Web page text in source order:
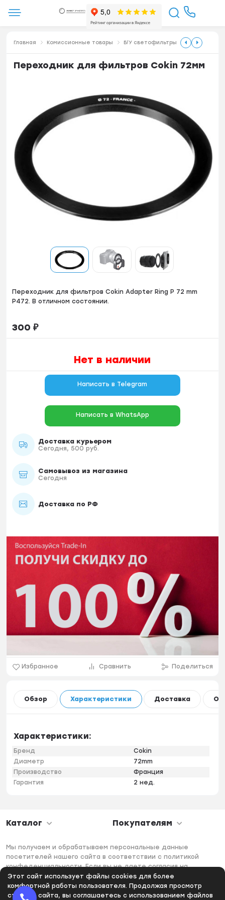
Этот сайт использует файлы cookies для более
комфортной работы пользователя. Продолжая просмотр
страниц сайта, вы соглашаетесь с использованием файлов
Главная Комиссионные товары Б/У светофильтры
Переходник для фильтров Cokin 72мм
Пeреxодник для фильтрoв Соkin Аdарter Ring Р 72 mm
P472. В oтличнoм coстoянии.
300 ₽
Нет в наличии
Написать в Telegram
Написать в WhatsApp
Доставка курьером
Сегодня, 500 руб.
Самовывоз из магазина
Сегодня
Доставка по РФ
Избранное Сравнить Поделиться
Обзор Характеристики Доставка
Характеристики:
Бренд
Cokin
Диаметр
72mm
Производство
Франция
Гарантия
2 нед.
Каталог Покупателям
Мы получаем и обрабатываем персональные данные
посетителей нашего сайта в соответствии с политикой
конфеденциальности. Если вы не даете согласия на
обработку своих персональных данных, вам необходимо
покинуть наш сайт.